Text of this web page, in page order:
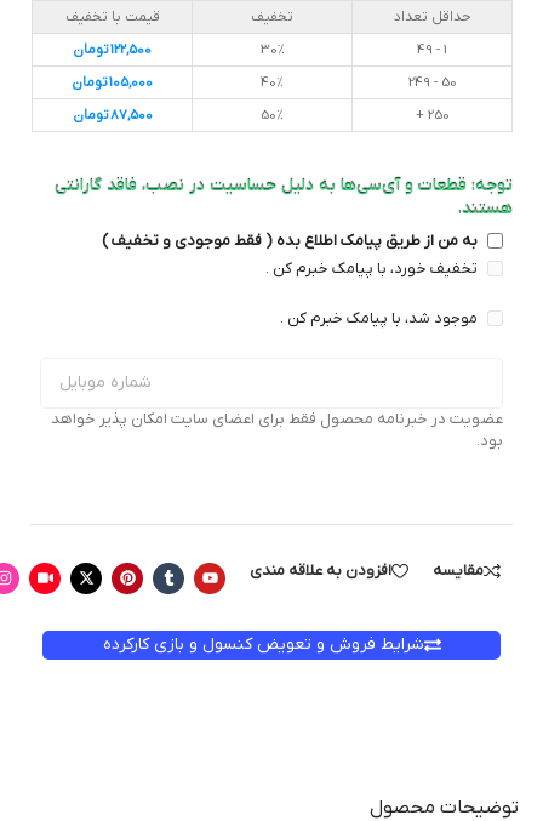
حداقل تعداد تخفیف
قیمت با تخفیف
1 - 49
30%
122,500تومان
50 - 249
40%
105,000تومان
250 +
50%
87,500تومان
توجه: قطعات و آی‌سی‌ها به دلیل حساسیت در نصب، فاقد گارانتی
هستند.
به من از طریق پیامک اطلاع بده ( فقط موجودی و تخفیف )
تخفیف خورد، با پیامک خبرم کن .
موجود شد، با پیامک خبرم کن .
عضویت در خبرنامه محصول فقط برای اعضای سایت امکان پذیر خواهد
بود.
مقایسه افزودن به علاقه مندی
شرایط فروش و تعویض کنسول و بازی کارکرده
توضیحات محصول